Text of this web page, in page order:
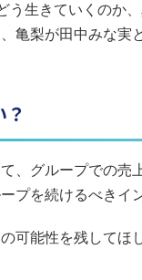
う生きていくのか
亀梨が田中みな実
、グループでの売
プを続けるべきイ
可能性を残してほ